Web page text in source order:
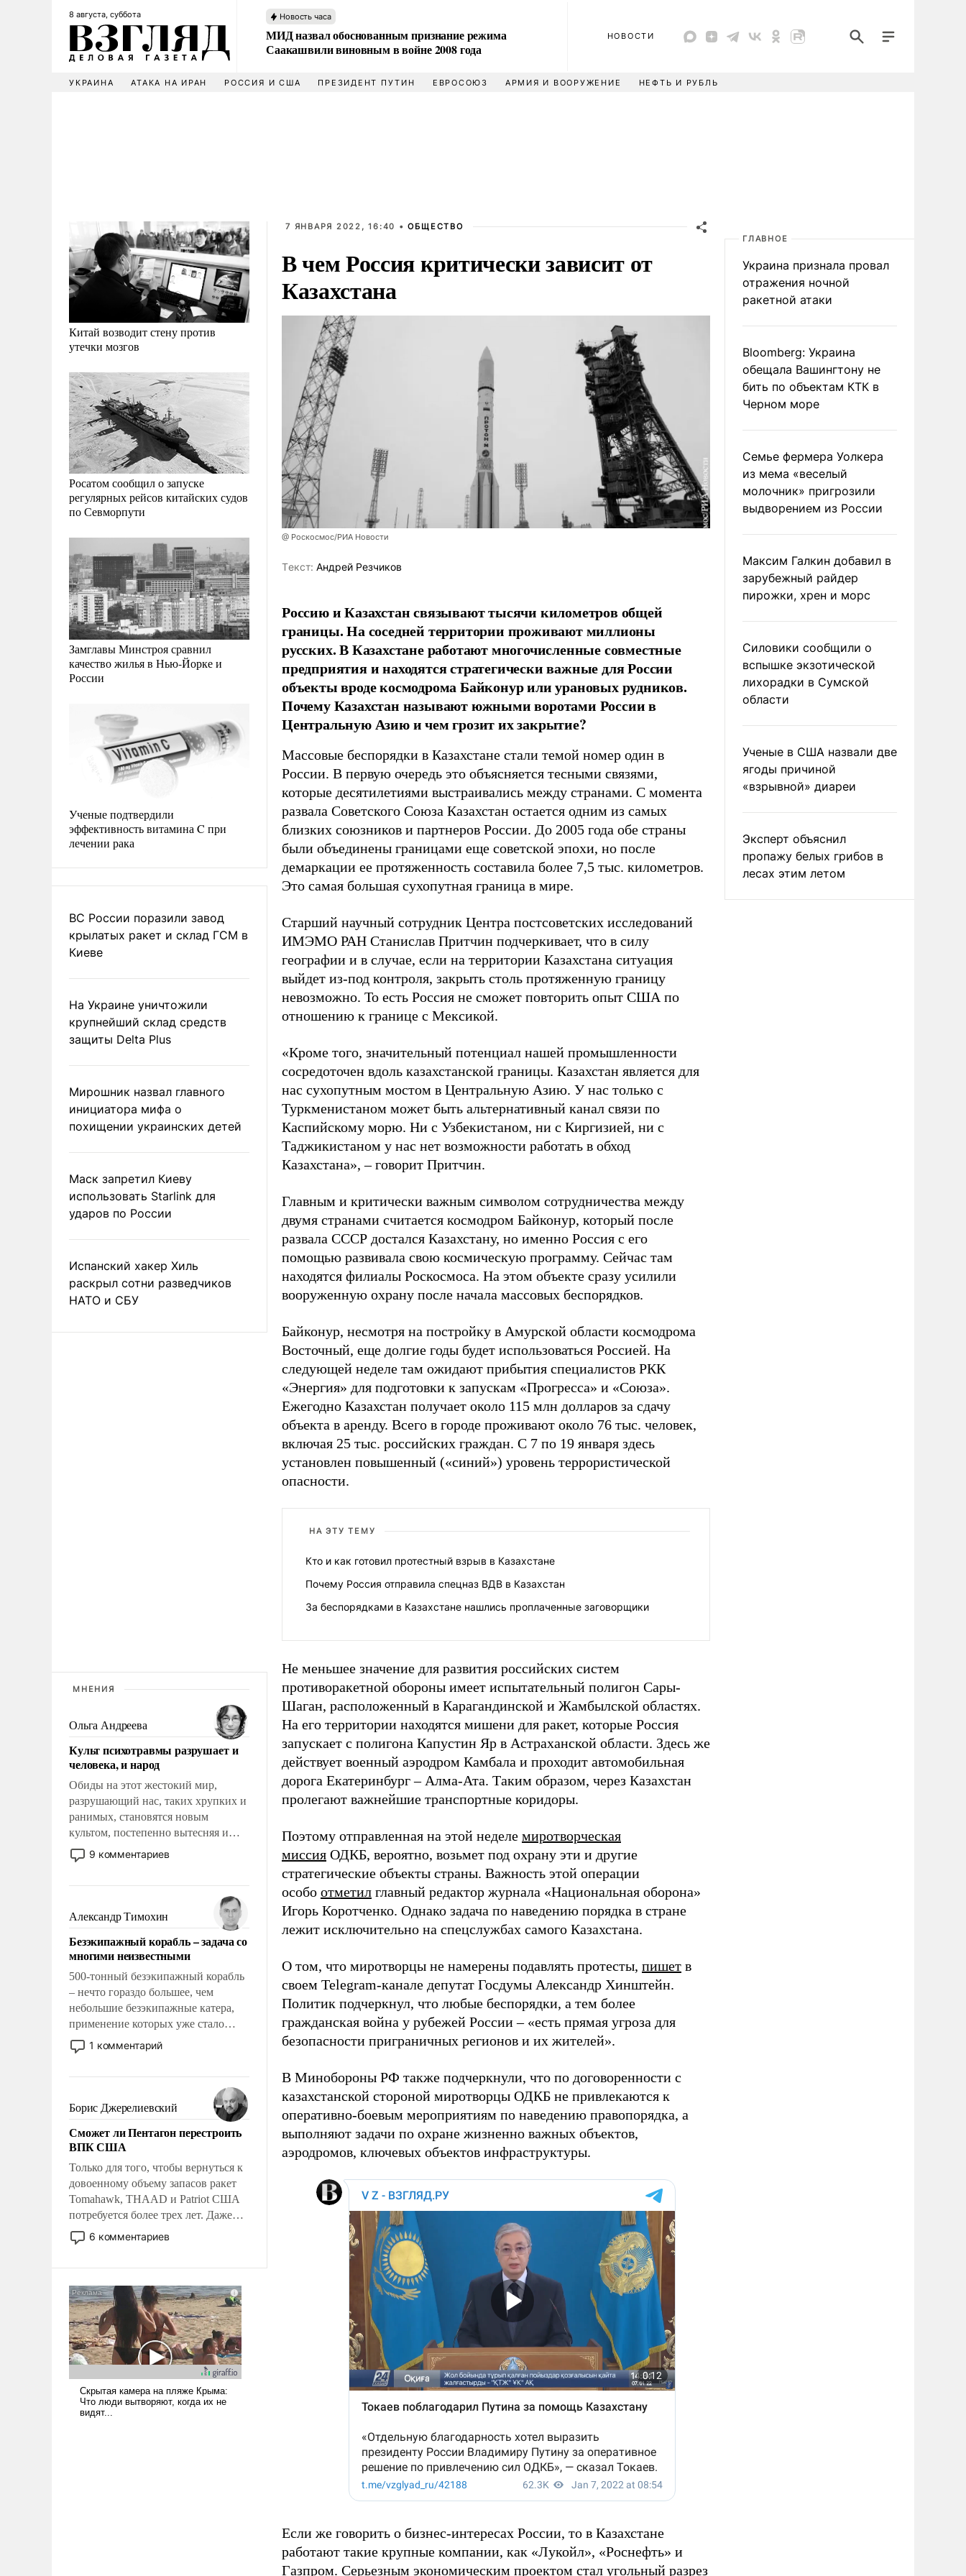
8 августа, суббота Новость часа
МИД назвал обоснованным признание режима
Саакашвили виновным в войне 2008 года
НОВОСТИ
УКРАИНА АТАКА НА ИРАН РОССИЯ И США ПРЕЗИДЕНТ ПУТИН ЕВРОСОЮЗ АРМИЯ И ВООРУЖЕНИЕ НЕФТЬ И РУБЛЬ
Китай возводит стену против
утечки мозгов
Росатом сообщил о запуске
регулярных рейсов китайских судов
по Севморпути
Замглавы Минстроя сравнил
качество жилья в Нью-Йорке и
России
Ученые подтвердили
эффективность витамина C при
лечении рака
ВС России поразили завод
крылатых ракет и склад ГСМ в
Киеве
На Украине уничтожили
крупнейший склад средств
защиты Delta Plus
Мирошник назвал главного
инициатора мифа о
похищении украинских детей
Маск запретил Киеву
использовать Starlink для
ударов по России
Испанский хакер Хиль
раскрыл сотни разведчиков
НАТО и СБУ
МНЕНИЯ
Ольга Андреева
Культ психотравмы разрушает и
человека, и народ
Обиды на этот жестокий мир,
разрушающий нас, таких хрупких и
ранимых, становятся новым
культом, постепенно вытесняя и
отменяя традиционное требование к
человеку – быть мужественным и
на себя ответственность, помогать
слабым, идти вперед и
адаптироваться.
9 комментариев
Александр Тимохин
Безэкипажный корабль – задача со
многими неизвестными
500-тонный безэкипажный корабль
– нечто гораздо большее, чем
небольшие безэкипажные катера,
применение которых уже стало
обыденностью. Задача по созданию
такого корабля очень сложна и
реализация радикально поднимет
наши боевые возможности.
1 комментарий
Борис Джерелиевский
Сможет ли Пентагон перестроить
ВПК США
Только для того, чтобы вернуться к
довоенному объему запасов ракет
Tomahawk, THAAD и Patriot США
потребуется более трех лет. Даже
небольшая война с Ираном
опустошила американские
уязвимости США, например, перед
Китаем.
6 комментариев
7 ЯНВАРЯ 2022, 16:40 •ОБЩЕСТВО
В чем Россия критически зависит от
Казахстана
@ Роскосмос/РИА Новости
Tекст: Андрей Резчиков
Россию и Казахстан связывают тысячи километров общей
границы. На соседней территории проживают миллионы
русских. В Казахстане работают многочисленные совместные
предприятия и находятся стратегически важные для России
объекты вроде космодрома Байконур или урановых рудников.
Почему Казахстан называют южными воротами России в
Центральную Азию и чем грозит их закрытие?
Массовые беспорядки в Казахстане стали темой номер один в
России. В первую очередь это объясняется тесными связями,
которые десятилетиями выстраивались между странами. С момента
развала Советского Союза Казахстан остается одним из самых
близких союзников и партнеров России. До 2005 года обе страны
были объединены границами еще советской эпохи, но после
демаркации ее протяженность составила более 7,5 тыс. километров.
Это самая большая сухопутная граница в мире.
Старший научный сотрудник Центра постсоветских исследований
ИМЭМО РАН Станислав Притчин подчеркивает, что в силу
географии и в случае, если на территории Казахстана ситуация
выйдет из-под контроля, закрыть столь протяженную границу
невозможно. То есть Россия не сможет повторить опыт США по
отношению к границе с Мексикой.
«Кроме того, значительный потенциал нашей промышленности
сосредоточен вдоль казахстанской границы. Казахстан является для
нас сухопутным мостом в Центральную Азию. У нас только с
Туркменистаном может быть альтернативный канал связи по
Каспийскому морю. Ни с Узбекистаном, ни с Киргизией, ни с
Таджикистаном у нас нет возможности работать в обход
Казахстана», – говорит Притчин.
Главным и критически важным символом сотрудничества между
двумя странами считается космодром Байконур, который после
развала СССР достался Казахстану, но именно Россия с его
помощью развивала свою космическую программу. Сейчас там
находятся филиалы Роскосмоса. На этом объекте сразу усилили
вооруженную охрану после начала массовых беспорядков.
Байконур, несмотря на постройку в Амурской области космодрома
Восточный, еще долгие годы будет использоваться Россией. На
следующей неделе там ожидают прибытия специалистов РКК
«Энергия» для подготовки к запускам «Прогресса» и «Союза».
Ежегодно Казахстан получает около 115 млн долларов за сдачу
объекта в аренду. Всего в городе проживают около 76 тыс. человек,
включая 25 тыс. российских граждан. С 7 по 19 января здесь
установлен повышенный («синий») уровень террористической
опасности.
НА ЭТУ ТЕМУ
Кто и как готовил протестный взрыв в Казахстане
Почему Россия отправила спецназ ВДВ в Казахстан
За беспорядками в Казахстане нашлись проплаченные заговорщики
Не меньшее значение для развития российских систем
противоракетной обороны имеет испытательный полигон Сары-
Шаган, расположенный в Карагандинской и Жамбылской областях.
На его территории находятся мишени для ракет, которые Россия
запускает с полигона Капустин Яр в Астраханской области. Здесь же
действует военный аэродром Камбала и проходит автомобильная
дорога Екатеринбург – Алма-Ата. Таким образом, через Казахстан
пролегают важнейшие транспортные коридоры.
Поэтому отправленная на этой неделе миротворческая
миссия ОДКБ, вероятно, возьмет под охрану эти и другие
стратегические объекты страны. Важность этой операции
особо отметил главный редактор журнала «Национальная оборона»
Игорь Коротченко. Однако задача по наведению порядка в стране
лежит исключительно на спецслужбах самого Казахстана.
О том, что миротворцы не намерены подавлять протесты, пишет в
своем Telegram-канале депутат Госдумы Александр Хинштейн.
Политик подчеркнул, что любые беспорядки, а тем более
гражданская война у рубежей России – «есть прямая угроза для
безопасности приграничных регионов и их жителей».
В Минобороны РФ также подчеркнули, что по договоренности с
казахстанской стороной миротворцы ОДКБ не привлекаются к
оперативно-боевым мероприятиям по наведению правопорядка, а
выполняют задачи по охране жизненно важных объектов,
аэродромов, ключевых объектов инфраструктуры.
Если же говорить о бизнес-интересах России, то в Казахстане
работают такие крупные компании, как «Лукойл», «Роснефть» и
Газпром. Серьезным экономическим проектом стал угольный разрез
ГЛАВНОЕ
Украина признала провал
отражения ночной
ракетной атаки
Bloomberg: Украина
обещала Вашингтону не
бить по объектам КТК в
Черном море
Семье фермера Уолкера
из мема «веселый
молочник» пригрозили
выдворением из России
Максим Галкин добавил в
зарубежный райдер
пирожки, хрен и морс
Силовики сообщили о
вспышке экзотической
лихорадки в Сумской
области
Ученые в США назвали две
ягоды причиной
«взрывной» диареи
Эксперт объяснил
пропажу белых грибов в
лесах этим летом